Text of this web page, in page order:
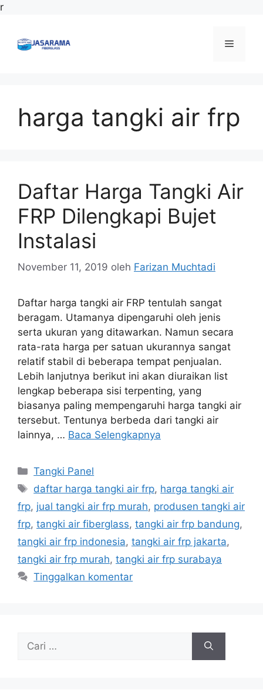
rLangsung
Menu
harga tangki air frp
Daftar Harga Tangki Air
FRP Dilengkapi Bujet
Instalasi
November 11, 2019 oleh Farizan Muchtadi
Daftar harga tangki air FRP tentulah sangat
beragam. Utamanya dipengaruhi oleh jenis
serta ukuran yang ditawarkan. Namun secara
rata-rata harga per satuan ukurannya sangat
relatif stabil di beberapa tempat penjualan.
Lebih lanjutnya berikut ini akan diuraikan list
lengkap beberapa sisi terpenting, yang
biasanya paling mempengaruhi harga tangki air
tersebut. Tentunya berbeda dari tangki air
lainnya, … Baca Selengkapnya
Kategori
Tangki Panel
Tag
daftar harga tangki air frp, harga tangki air
frp, jual tangki air frp murah, produsen tangki air
frp, tangki air fiberglass, tangki air frp bandung,
tangki air frp indonesia, tangki air frp jakarta,
tangki air frp murah, tangki air frp surabaya
Tinggalkan komentar
untuk: